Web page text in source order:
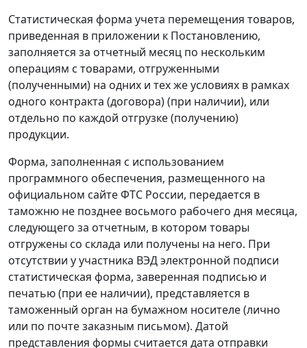
Статистическая форма учета перемещения товаров,
приведенная в приложении к Постановлению,
заполняется за отчетный месяц по нескольким
операциям с товарами, отгруженными
(полученными) на одних и тех же условиях в рамках
одного контракта (договора) (при наличии), или
отдельно по каждой отгрузке (получению)
продукции.
Форма, заполненная с использованием
программного обеспечения, размещенного на
официальном сайте ФТС России, передается в
таможню не позднее восьмого рабочего дня месяца,
следующего за отчетным, в котором товары
отгружены со склада или получены на него. При
отсутствии у участника ВЭД электронной подписи
статистическая форма, заверенная подписью и
печатью (при ее наличии), представляется в
таможенный орган на бумажном носителе (лично
или по почте заказным письмом). Датой
представления формы считается дата отправки